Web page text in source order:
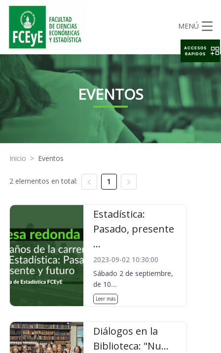
MENÚ
EVENTOS
Inicio > Eventos
2 elementos en total: 1
Estadística:
Pasado, presente
...
2023-09-02 10:30:00
Sábado 2 de septiembre,
de 10....
Leer más
Diálogos en la
Biblioteca: "Nu...
ACCESOS
RAPIDOS